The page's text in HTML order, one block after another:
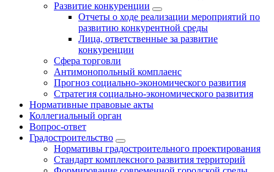
Развитие конкуренции
Отчеты о ходе реализации мероприятий по
развитию конкурентной среды
Лица, ответственные за развитие
конкуренции
Сфера торговли
Антимонопольный комплаенс
Прогноз социально-экономического развития
Стратегия социально-экономического развития
Нормативные правовые акты
Коллегиальный орган
Вопрос-ответ
Градостроительство
Нормативы градостроительного проектирования
Стандарт комплексного развития территорий